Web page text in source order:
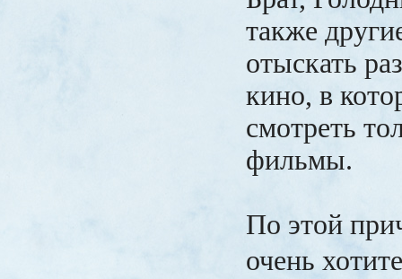
также
отыскать
кино, в
смотреть
фильмы.
По этой
очень